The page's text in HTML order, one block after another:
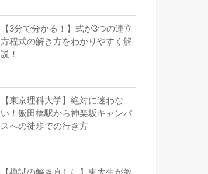
【3分で分かる！】式が3つの連立
方程式の解き方をわかりやすく解
説！
【東京理科大学】絶対に迷わな
い！飯田橋駅から神楽坂キャンパ
スへの徒歩での行き方